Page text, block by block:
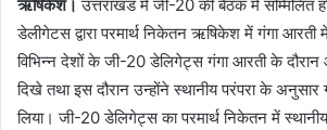
ऋषिकेश। उत्तराखंड में जी-20 की बैठक में सम्मिलित
डेलीगेटस द्वारा परमार्थ निकेतन ऋषिकेश में गंगा आरती
विभिन्न देशों के जी-20 डेलिगेट्स गंगा आरती के दौरान
दिखे तथा इस दौरान उन्होंने स्थानीय परंपरा के
लिया। जी-20 डेलिगेट्स का परमार्थ निकेतन में स्थानीय